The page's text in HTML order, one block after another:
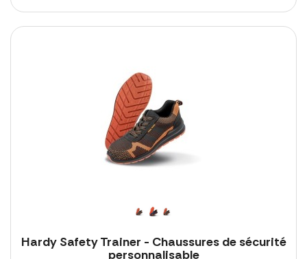
Hardy Safety Trainer - Chaussures de sécurité
personnalisable